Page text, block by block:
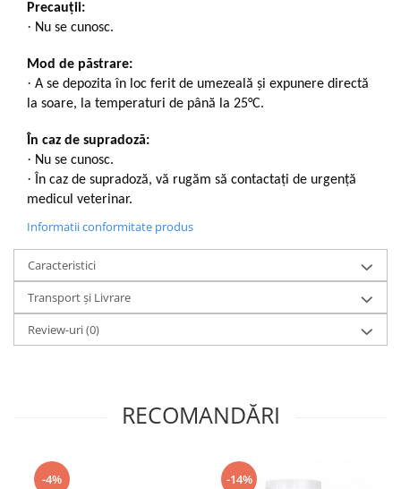
Precauții:
· Nu se cunosc.
Mod de păstrare:
· A se depozita în loc ferit de umezeală și expunere directă
la soare, la temperaturi de până la 25°C.
În caz de supradoză:
· Nu se cunosc.
·În caz de supradoză, vă rugăm să contactați de urgență
medicul veterinar.
Informatii conformitate produs
Caracteristici
Transport și Livrare
Review-uri(0)
RECOMANDĂRI
-4% -14%